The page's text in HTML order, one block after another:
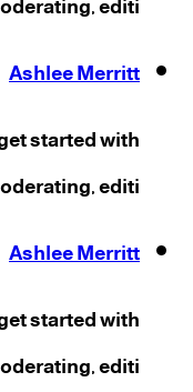
Ashlee Merritt
started with
editi...
Ashlee Merritt
started with
editi...